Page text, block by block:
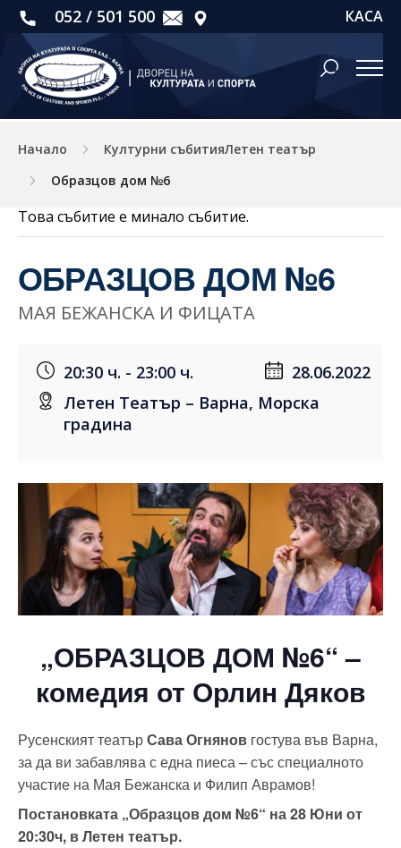
052 / 501 500 КАСА
Начало
Културни събитияЛетен театър
Образцов дом №6
Това събитие е минало събитие.
ОБРАЗЦОВ ДОМ №6
МАЯ БЕЖАНСКА И ФИЦАТА
20:30 ч. - 23:00 ч.
28.06.2022
Летен Театър – Варна, Морска
градина
„ОБРАЗЦОВ ДОМ №6“ –
комедия от Орлин Дяков
Русенският театърСава Огнянов гостува във Варна,
за да ви забавлява с една пиеса – със специалното
участие на Мая Бежанска и Филип Аврамов!
Постановката „Образцов дом №6“ на 28 Юни от
20:30ч, в Летен театър.